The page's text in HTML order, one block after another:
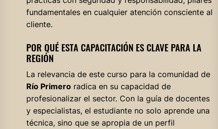
fundamentales en cualquier atención consciente al
cliente.
POR QUÉ ESTA CAPACITACIÓN ES CLAVE PARA LA
REGIÓN
La relevancia de este curso para la comunidad de
Río Primeroradica en su capacidad de
profesionalizar el sector. Con la guía de docentes
y especialistas, el estudiante no solo aprende una
técnica, sino que se apropia de un perfil